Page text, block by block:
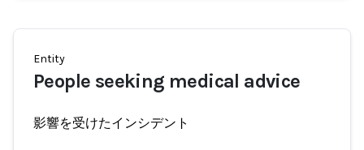
Entity
People seeking medical advice
影響を受けたインシデント